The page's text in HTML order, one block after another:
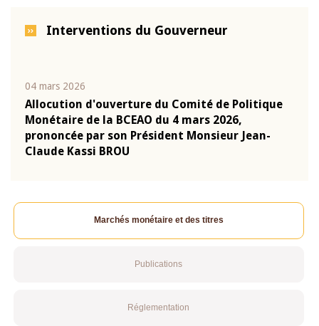
Interventions du Gouverneur
04 mars 2026
Allocution d'ouverture du Comité de Politique
Monétaire de la BCEAO du 4 mars 2026,
prononcée par son Président Monsieur Jean-
Claude Kassi BROU
Marchés monétaire et des titres
Publications
Réglementation